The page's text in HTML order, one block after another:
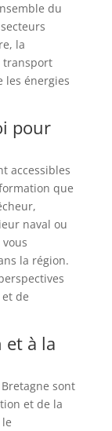
du
la
transport
les énergies
pour
accessibles
que
naval ou
la région.
de
et à la
sont
et de la